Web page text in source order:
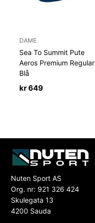
DAME
Sea To Summit Pute
Aeros Premium Regular
Blå
kr649
Nuten Sport AS
Org. nr: 921 326 424
Skulegata 13
4200 Sauda